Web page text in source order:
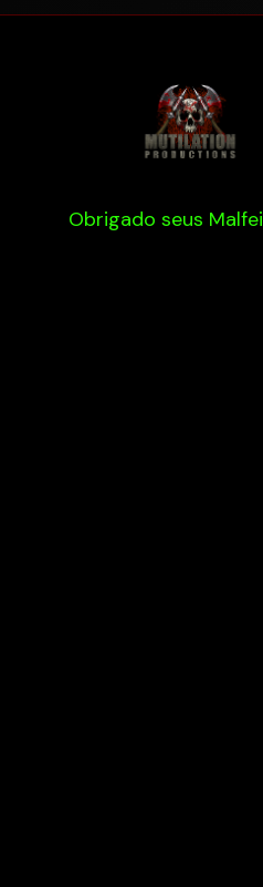
Obrigado seus